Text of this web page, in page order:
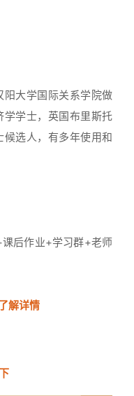
阳大学国际关系学院做
学士，英国布里斯托
选人，有多年使用和
后作业+学习群+老师
解详情